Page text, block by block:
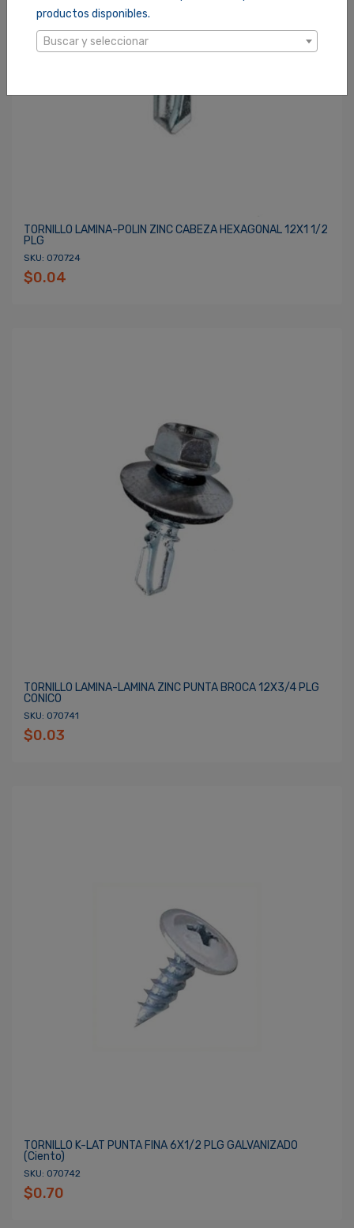
productos disponibles.
Buscar y seleccionar
TORNILLO LAMINA-POLIN ZINC CABEZA HEXAGONAL 12X1 1/2
PLG
SKU: 070724
$0.04
TORNILLO LAMINA-LAMINA ZINC PUNTA BROCA 12X3/4 PLG
CONICO
SKU: 070741
$0.03
TORNILLO K-LAT PUNTA FINA 6X1/2 PLG GALVANIZADO
(ciento)
SKU: 070742
$0.70